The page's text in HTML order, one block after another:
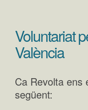
Voluntariat
València
Ca Revolta ens
següent: